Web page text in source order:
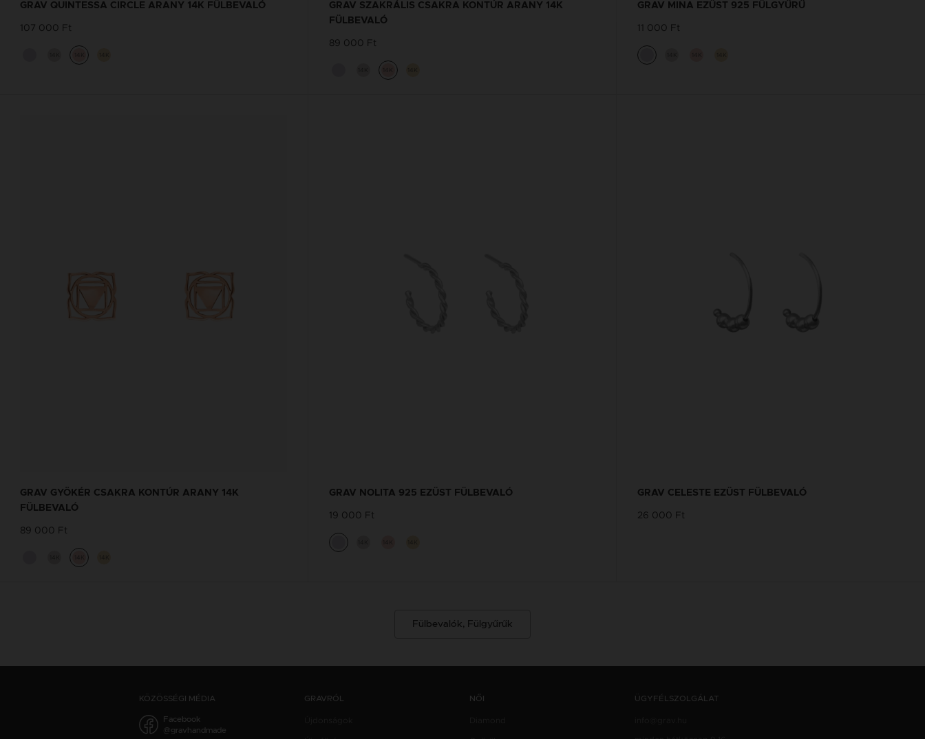
GRAV QUINTESSA CIRCLE ARANY 14K FÜLBEVALÓ
107 000 Ft
GRAV SZAKRÁLIS CSAKRA KONTÚR ARANY 14K
FÜLBEVALÓ
89 000 Ft
GRAV MINA EZÜST 925 FÜLGYŰRŰ
11 000 Ft
GRAV GYÖKÉR CSAKRA KONTÚR ARANY 14K
FÜLBEVALÓ
89 000 Ft
GRAV NOLITA 925 EZÜST FÜLBEVALÓ
19 000 Ft
GRAV CELESTE EZÜST FÜLBEVALÓ
26 000 Ft
Fülbevalók, Fülgyűrűk
KÖZÖSSÉGI MÉDIA
Facebook
@gravhandmade
GRAVRÓL NŐI ÜGYFÉLSZOLGÁLAT